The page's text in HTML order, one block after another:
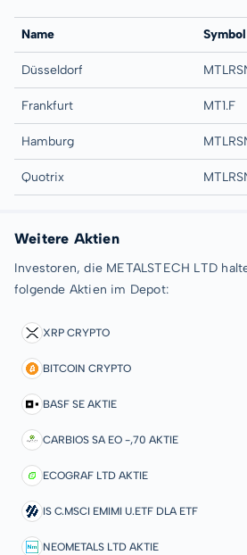
Name Symbol
Düsseldorf
Frankfurt MT1.F
Hamburg
Quotrix
Weitere Aktien
Investoren, die METALSTECH LTD
folgende Aktien im Depot:
XRP CRYPTO
BITCOIN CRYPTO
BASF SE AKTIE
CARBIOS SA EO -,70 AKTIE
ECOGRAF LTD AKTIE
IS C.MSCI EMIMI U.ETF DLA ETF
NEOMETALS LTD AKTIE